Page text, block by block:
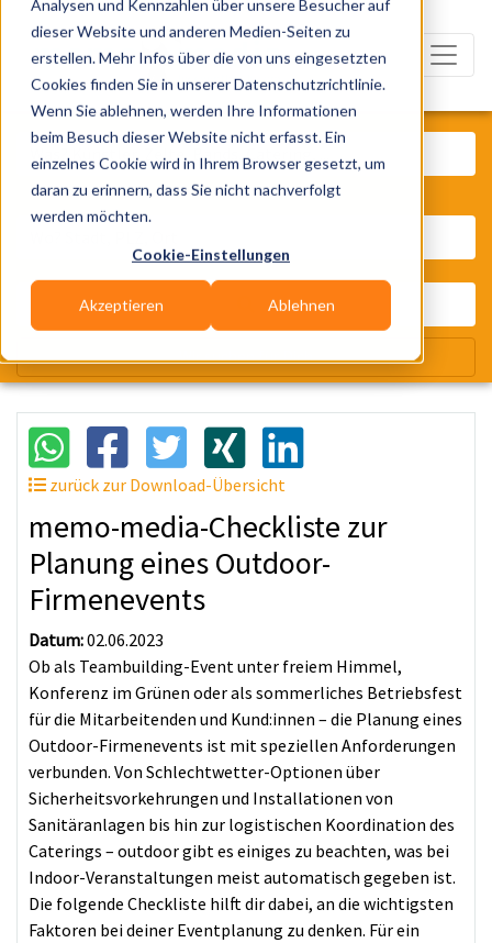
Analysen und Kennzahlen über unsere Besucher auf
dieser Website und anderen Medien-Seiten zu
erstellen. Mehr Infos über die von uns eingesetzten
Cookies finden Sie in unserer Datenschutzrichtlinie.
Wenn Sie ablehnen, werden Ihre Informationen
beim Besuch dieser Website nicht erfasst. Ein
einzelnes Cookie wird in Ihrem Browser gesetzt, um
daran zu erinnern, dass Sie nicht nachverfolgt
werden möchten.
Cookie-Einstellungen
Akzeptieren Ablehnen
zurück zur Download-Übersicht
memo-media-Checkliste zur
Planung eines Outdoor-
Firmenevents
Datum:02.06.2023
Ob als Teambuilding-Event unter freiem Himmel,
Konferenz im Grünen oder als sommerliches Betriebsfest
für die Mitarbeitenden und Kund:innen – die Planung eines
Outdoor-Firmenevents ist mit speziellen Anforderungen
verbunden. Von Schlechtwetter-Optionen über
Sicherheitsvorkehrungen und Installationen von
Sanitäranlagen bis hin zur logistischen Koordination des
Caterings – outdoor gibt es einiges zu beachten, was bei
Indoor-Veranstaltungen meist automatisch gegeben ist.
Die folgende Checkliste hilft dir dabei, an die wichtigsten
Faktoren bei deiner Eventplanung zu denken. Für ein
Was? Künstler, Zelte, Bands,
Wir suchen für Dich